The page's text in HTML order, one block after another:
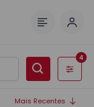
Filtros
4
Mais Recentes